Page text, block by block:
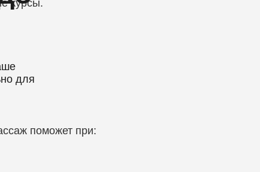
курсы.
для
поможет при: